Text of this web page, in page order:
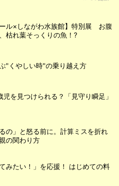
ール×しながわ水族館】特別展 お腹
枯れ葉そっくりの魚！?
"くやしい時"の乗り越え方
を見つけられる？「見守り瞬足」
の」と怒る前に。計算ミスを折れ
の関わり方
みたい！」を応援！ はじめての料